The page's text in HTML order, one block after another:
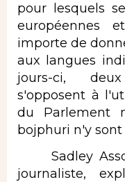
pour lesquels
européennes
importe de
aux langues
jours-ci,
s'opposent à
du Parlement
bojphuri n'y
Sadley
journaliste,